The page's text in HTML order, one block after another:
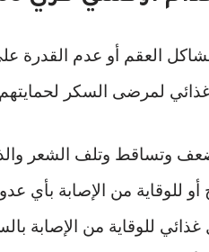
العقم أو عدم القدرة
لمرضى السكر
وتساقط وتلف الشعر
للوقاية من الإصابة بأي
للوقاية من الإصابة